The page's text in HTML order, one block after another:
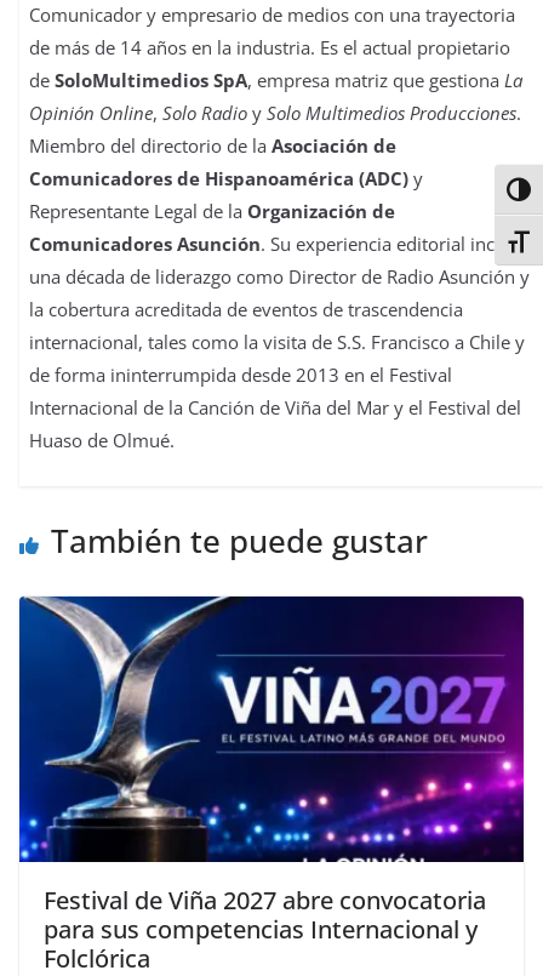
Comunicador y empresario de medios con una trayectoria
de más de 14 años en la industria. Es el actual propietario
deSoloMultimedios SpA, empresa matriz que gestiona La
Opinión Online,Solo Radio ySolo Multimedios Producciones.
Miembro del directorio de laAsociación de
Comunicadores de Hispanoamérica (ADC) y
Representante Legal de la Organización de
Comunicadores Asunción. Su experiencia editorial incluye
una década de liderazgo como Director de Radio Asunción y
la cobertura acreditada de eventos de trascendencia
internacional, tales como la visita de S.S. Francisco a Chile y
de forma ininterrumpida desde 2013 en el Festival
Internacional de la Canción de Viña del Mar y el Festival del
Huaso de Olmué.
También te puede gustar
Festival de Viña 2027 abre convocatoria
para sus competencias Internacional y
Folclórica